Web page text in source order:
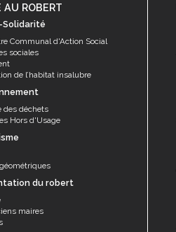
AU ROBERT
Solidarité
Communal d'Action Social
sociales
de l’habitat insalubre
des déchets
Hors d'Usage
du robert
maires